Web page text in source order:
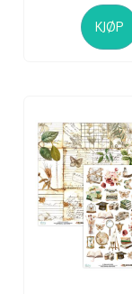
KJØP